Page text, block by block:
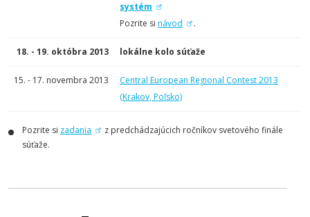
systém
Pozrite si návod .
18. - 19. októbra 2013 lokálne kolo súťaže
15. - 17. novembra 2013
Central European Regional Contest 2013
(Krakov, Poľsko)
Pozrite si zadania
z predchádzajúcich ročníkov svetového finále
súťaže.